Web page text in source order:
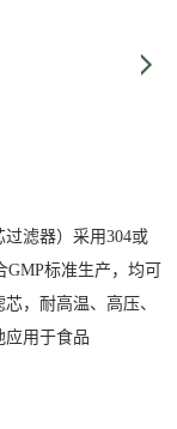
滤器）采用304或
标准生产，均可
，耐高温、高压、
应用于食品